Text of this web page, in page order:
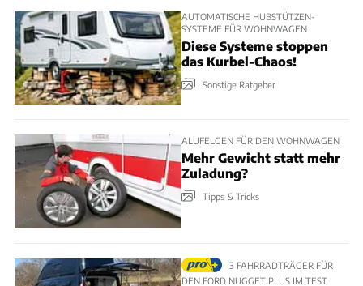
AUTOMATISCHE HUBSTÜTZEN-
SYSTEME FÜR WOHNWAGEN
Diese Systeme stoppen
das Kurbel-Chaos!
Sonstige Ratgeber
ALUFELGEN FÜR DEN WOHNWAGEN
Mehr Gewicht statt mehr
Zuladung?
Tipps & Tricks
3 FAHRRADTRÄGER FÜR
DEN FORD NUGGET PLUS IM TEST